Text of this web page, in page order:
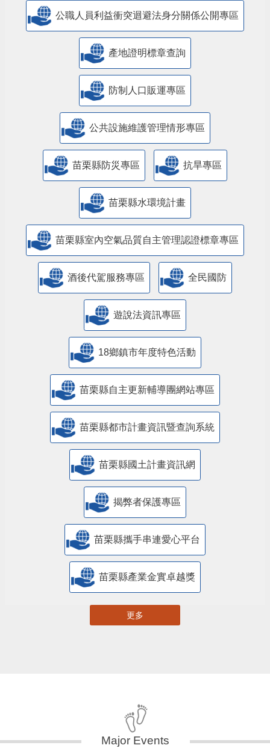
公職人員利益衝突迴避法身分關係公開專區
產地證明標章查詢
防制人口販運專區
​公共設施維護管理情形專區
苗栗縣防災專區 抗旱專區
苗栗縣水環境計畫
苗栗縣室內空氣品質自主管理認證標章專區
酒後代駕服務專區 全民國防
遊說法資訊專區
18鄉鎮市年度特色活動
苗栗縣自主更新輔導團網站專區
苗栗縣都市計畫資訊暨查詢系統
苗栗縣國土計畫資訊網
揭弊者保護專區
苗栗縣攜手串連愛心平台
苗栗縣產業金實卓越獎
更多